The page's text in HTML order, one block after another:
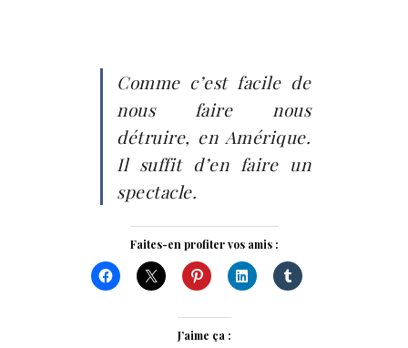
Comme c’est facile de
nous faire nous
détruire, en Amérique.
Il suffit d’en faire un
spectacle.
Faites-en profiter vos amis :
J’aime ça :